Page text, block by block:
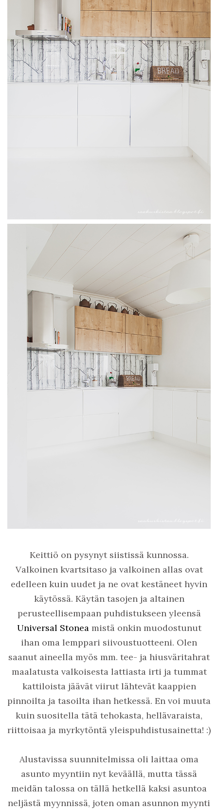
Keittiö on pysynyt siistissä kunnossa.
Valkoinen kvartsitaso ja valkoinen allas ovat
edelleen kuin uudet ja ne ovat kestäneet hyvin
käytössä. Käytän tasojen ja altainen
perusteellisempaan puhdistukseen yleensä
Universal Stoneamistä onkin muodostunut
ihan oma lemppari siivoustuotteeni. Olen
saanut aineella myös mm. tee- ja hiusväritahrat
maalatusta valkoisesta lattiasta irti ja tummat
kattiloista jäävät viirut lähtevät kaappien
pinnoilta ja tasoilta ihan hetkessä. En voi muuta
kuin suositella tätä tehokasta, hellävaraista,
riittoisaa ja myrkytöntä yleispuhdistusainetta! :)
Alustavissa suunnitelmissa oli laittaa oma
asunto myyntiin nyt keväällä, mutta tässä
meidän talossa on tällä hetkellä kaksi asuntoa
neljästä myynnissä, joten oman asunnon myynti